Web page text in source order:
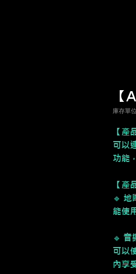
庫存單
【產
可以
功能
【產
🔹 地
能使
🔹 音
可以
內享